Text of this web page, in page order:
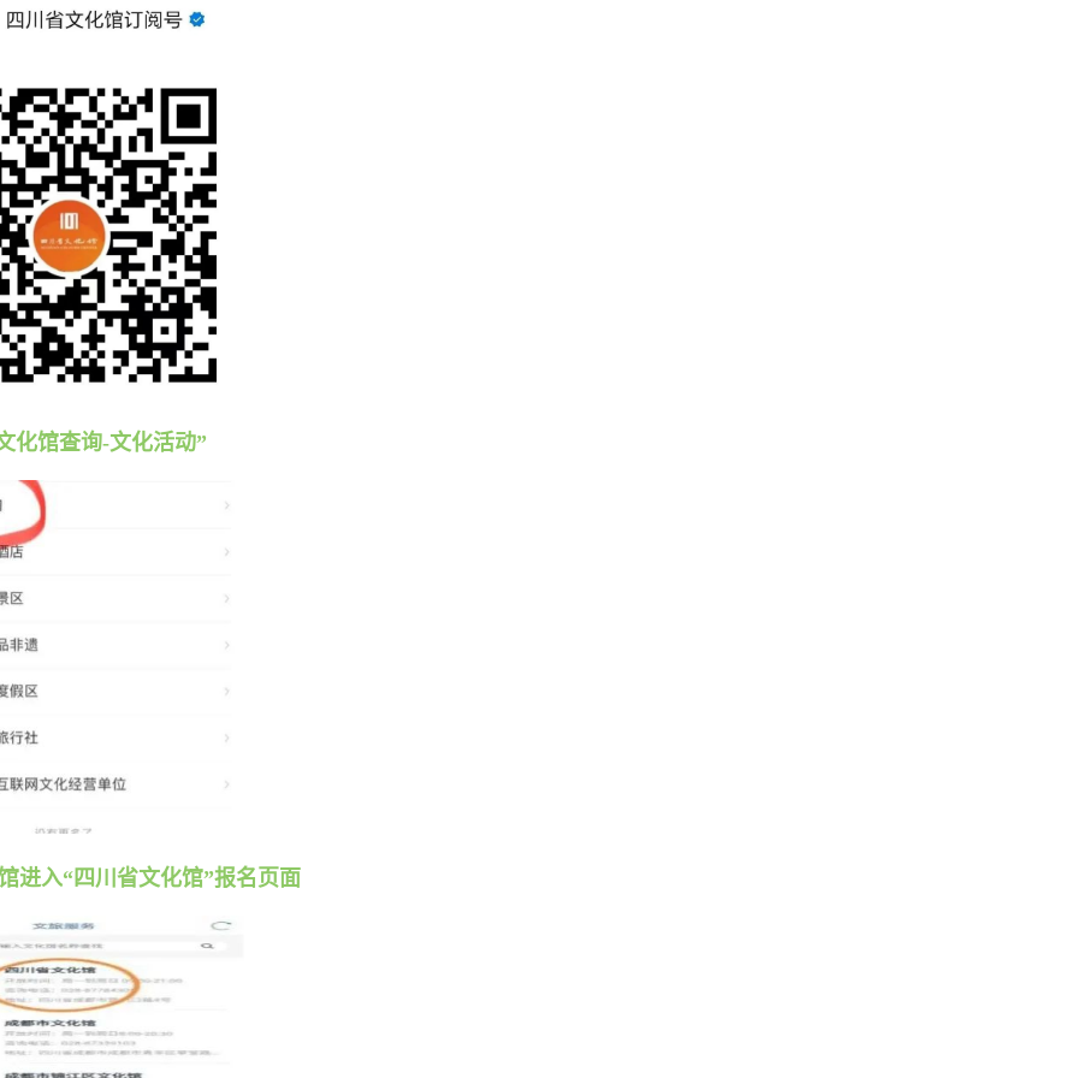
化馆查询-文化活动”
进入“四川省文化馆”报名页面